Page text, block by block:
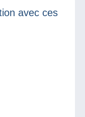
avec ces